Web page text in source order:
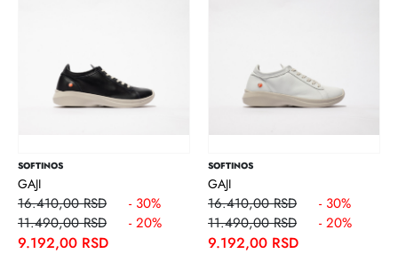
SOFTINOS
GAJI
16.410,00 RSD
- 30%
11.490,00 RSD
- 20%
9.192,00 RSD
SOFTINOS
GAJI
16.410,00 RSD
- 30%
11.490,00 RSD
- 20%
9.192,00 RSD